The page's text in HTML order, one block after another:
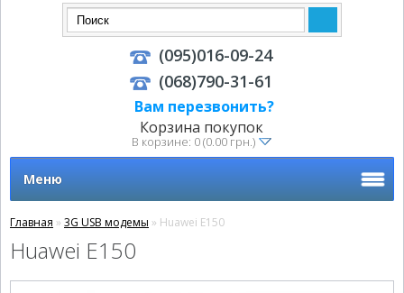
Корзина покупок
В корзине: 0 (0.00 грн.)
(095)016-09-24
(068)790-31-61
Вам перезвонить?
Меню
Главная » 3G USB модемы » Huawei E150
Huawei E150